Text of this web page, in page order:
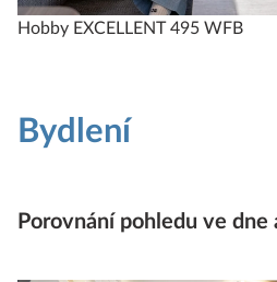
Hobby EXCELLENT 495 WFB
Bydlení
Porovnání pohledu ve dne